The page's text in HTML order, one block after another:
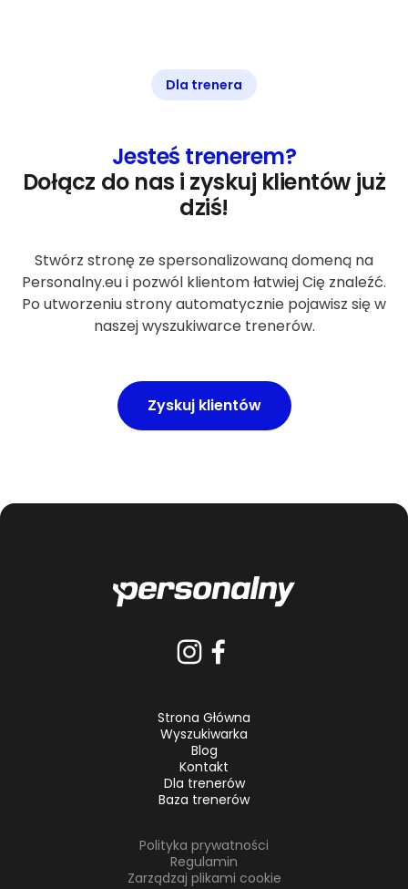
Dla trenera
Jesteś trenerem?
Dołącz do nas i zyskuj klientów już
dziś!
Stwórz stronę ze spersonalizowaną domeną na
Personalny.eu i pozwól klientom łatwiej Cię znaleźć.
Po utworzeniu strony automatycznie pojawisz się w
naszej wyszukiwarce trenerów.
Zyskuj klientów
Strona Główna
Wyszukiwarka
Blog
Kontakt
Dla trenerów
Baza trenerów
Polityka prywatności
Regulamin
Zarządzaj plikami cookie